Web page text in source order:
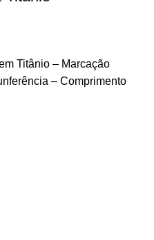
Titânio – Marcação
– Comprimento